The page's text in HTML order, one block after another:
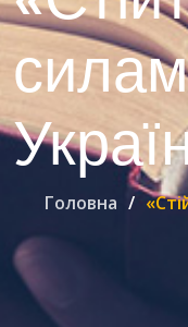
Головна